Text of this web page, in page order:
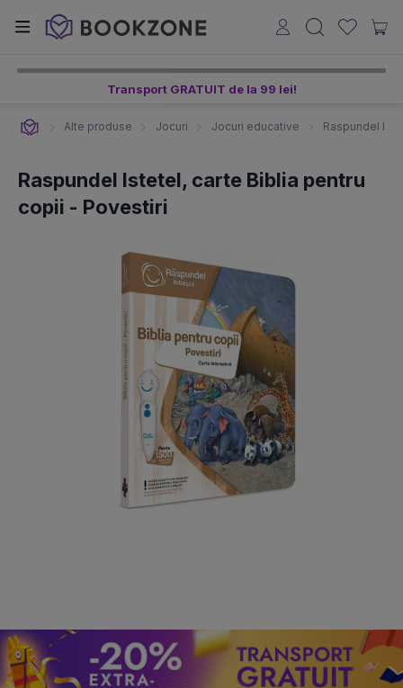
Transport GRATUIT de la 99 lei!
Alte produse Jocuri Jocuri educative Raspundel
Raspundel Istetel, carte Biblia pentru
copii - Povestiri